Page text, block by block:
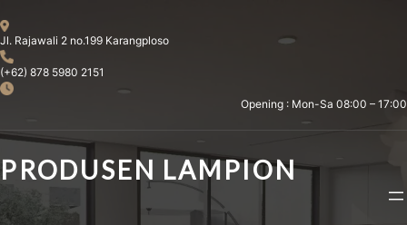
to
content
Jl. Rajawali 2 no.199 Karangploso
(+62) 878 5980 2151
Opening : Mon-Sa 08:00 – 17:00
PRODUSEN LAMPION